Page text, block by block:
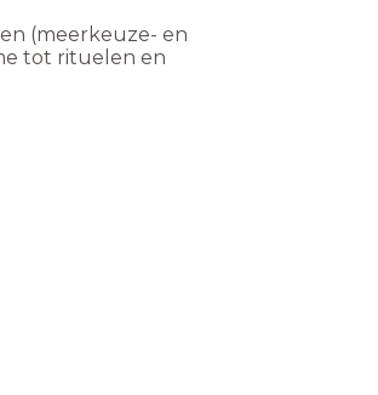
(meerkeuze- en
tot rituelen en